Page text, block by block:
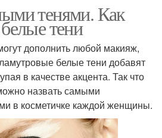
тенями. Как
тени
дополнить любой макияж,
белые тени добавят
в качестве акцента. Так что
назвать самыми
в косметичке каждой женщины.